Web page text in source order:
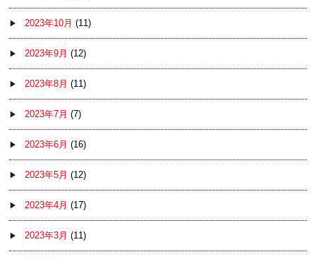
2023年10月 (11)
2023年9月 (12)
2023年8月 (11)
2023年7月 (7)
2023年6月 (16)
2023年5月 (12)
2023年4月 (17)
2023年3月 (11)